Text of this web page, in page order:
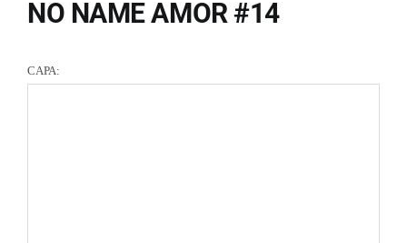
NO NAME AMOR #14
CAPA: